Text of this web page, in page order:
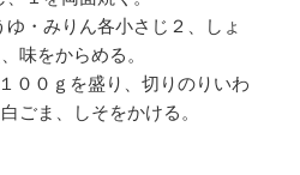
・みりん各小さじ２、しょ
味をからめる。
００ｇを盛り、切りのりいわ
ごま、しそをかける。